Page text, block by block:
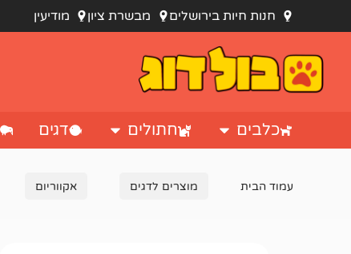
חנות חיות בירושלים מבשרת ציון מודיעין
כלבים חתולים דגים
עמוד הבית מוצרים לדגים אקווריום